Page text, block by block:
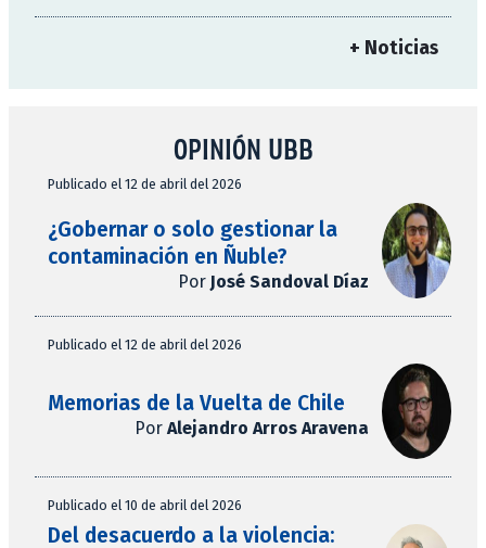
+ Noticias
OPINIÓN UBB
Publicado el 12 de abril del 2026
¿Gobernar o solo gestionar la
contaminación en Ñuble?
Por José Sandoval Díaz
Publicado el 12 de abril del 2026
Memorias de la Vuelta de Chile
Por Alejandro Arros Aravena
Publicado el 10 de abril del 2026
Del desacuerdo a la violencia: